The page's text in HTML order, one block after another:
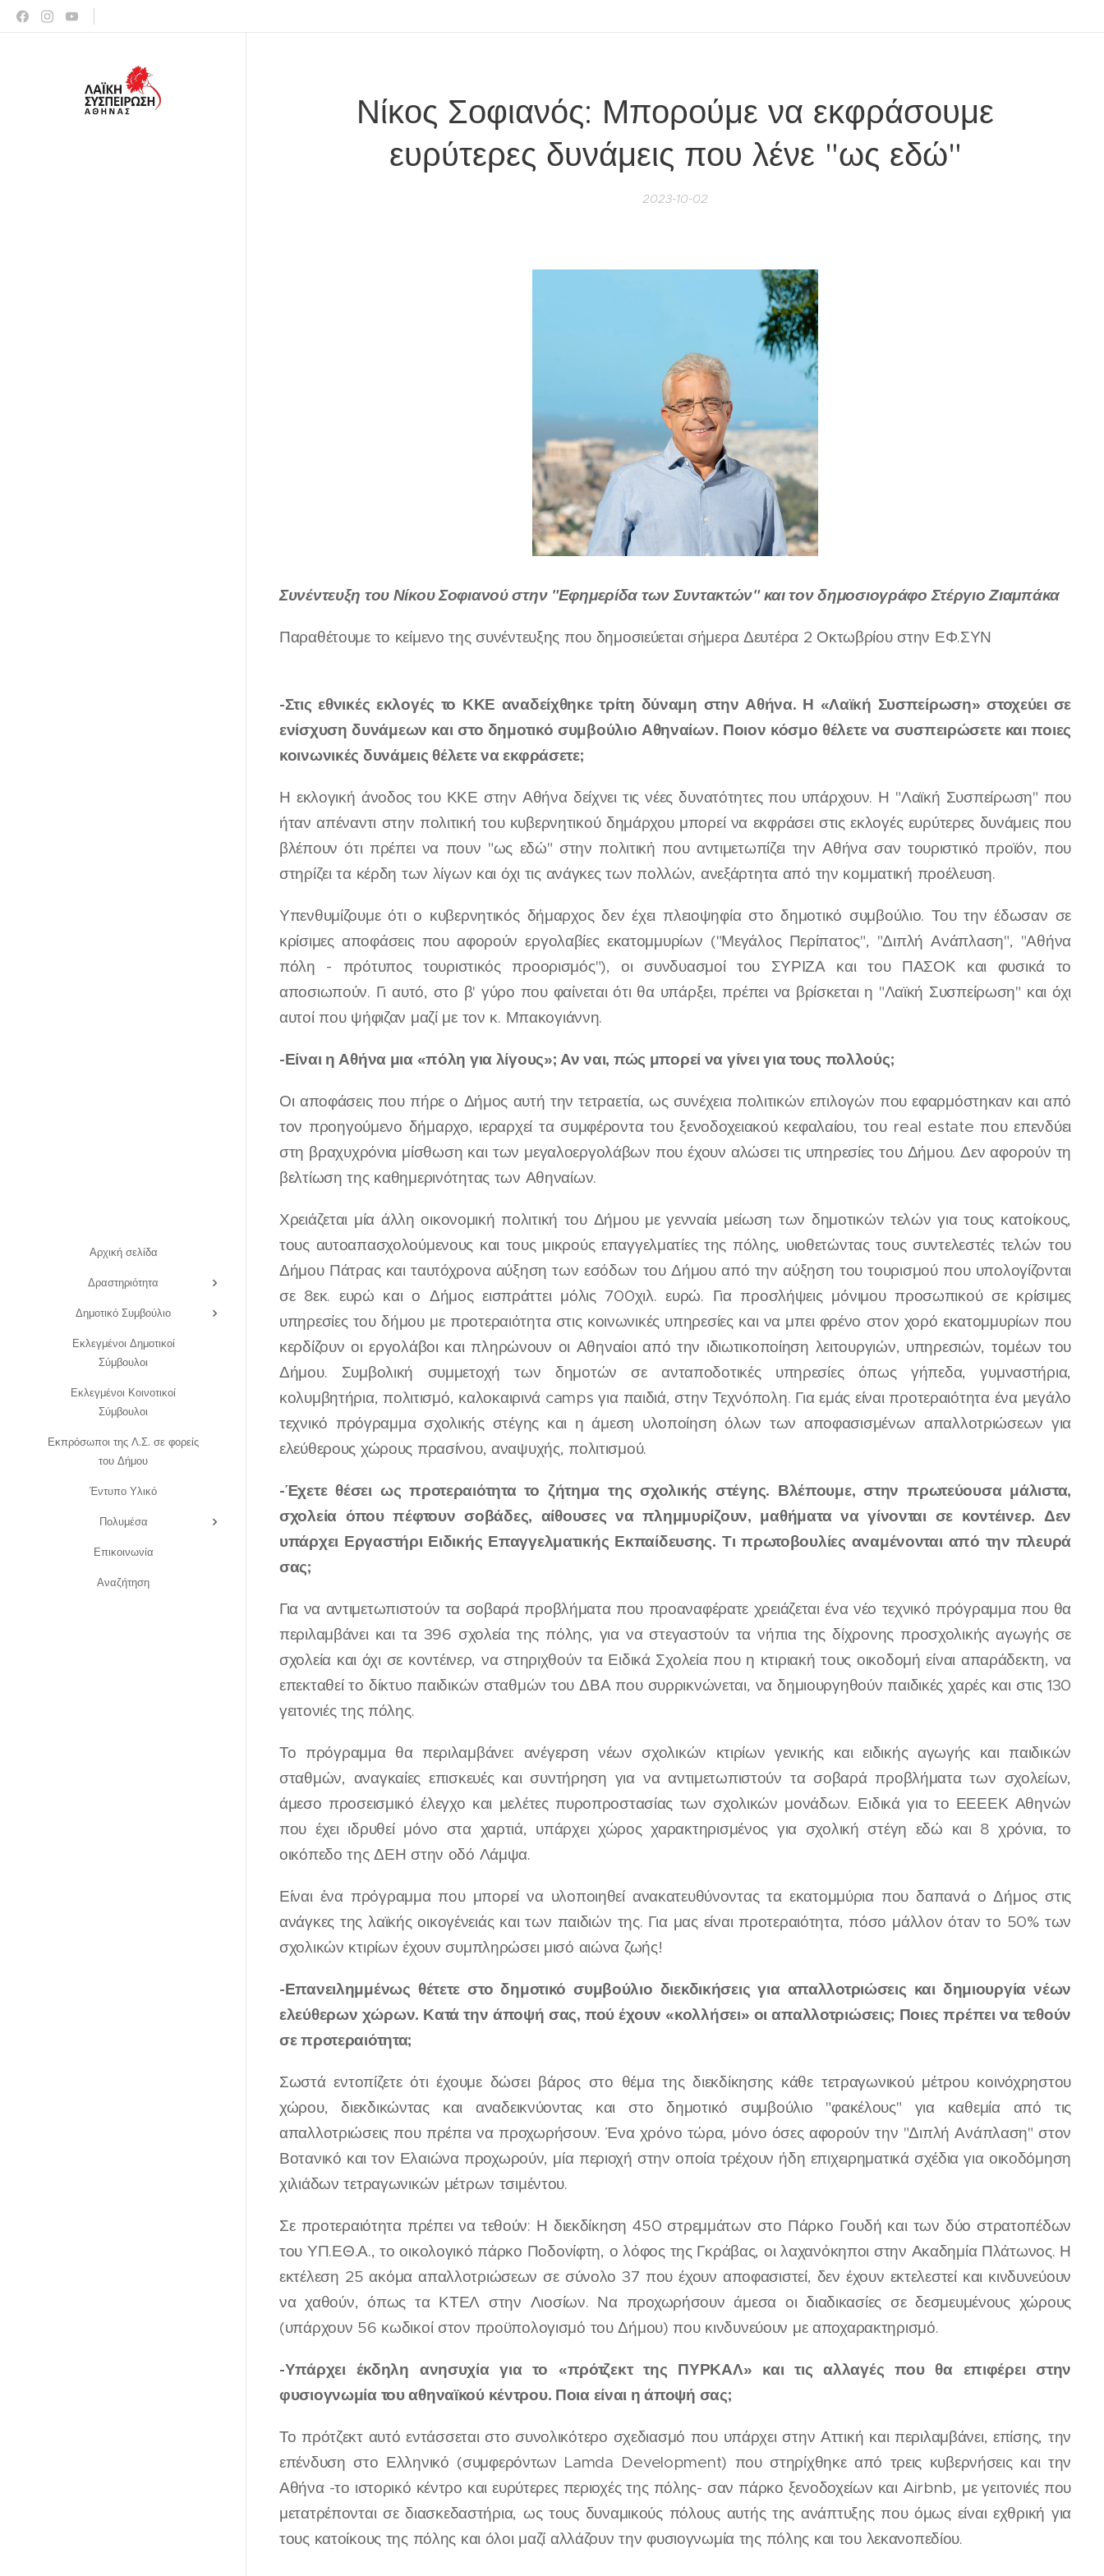
Αρχική σελίδα
Δραστηριότητα
Δημοτικό Συμβούλιο
Εκλεγμένοι Δημοτικοί
Σύμβουλοι
Εκλεγμένοι Κοινοτικοί
Σύμβουλοι
Εκπρόσωποι της Λ.Σ. σε φορείς
του Δήμου
Έντυπο Υλικό
Πολυμέσα
Επικοινωνία
Αναζήτηση
Νίκος Σοφιανός: Μπορούμε να εκφράσουμε
ευρύτερες δυνάμεις που λένε "ως εδώ"
2023-10-02
Συνέντευξη του Νίκου Σοφιανού στην "Εφημερίδα των Συντακτών" και τον δημοσιογράφο Στέργιο Ζιαμπάκα
Παραθέτουμε το κείμενο της συνέντευξης που δημοσιεύεται σήμερα Δευτέρα 2 Οκτωβρίου στην ΕΦ.ΣΥΝ
-Στις εθνικές εκλογές το ΚΚΕ αναδείχθηκε τρίτη δύναμη στην Αθήνα. Η «Λαϊκή Συσπείρωση» στοχεύει σε
ενίσχυση δυνάμεων και στο δημοτικό συμβούλιο Αθηναίων. Ποιον κόσμο θέλετε να συσπειρώσετε και ποιες
κοινωνικές δυνάμεις θέλετε να εκφράσετε;
Η εκλογική άνοδος του ΚΚΕ στην Αθήνα δείχνει τις νέες δυνατότητες που υπάρχουν. Η "Λαϊκή Συσπείρωση" που
ήταν απέναντι στην πολιτική του κυβερνητικού δημάρχου μπορεί να εκφράσει στις εκλογές ευρύτερες δυνάμεις που
βλέπουν ότι πρέπει να πουν "ως εδώ" στην πολιτική που αντιμετωπίζει την Αθήνα σαν τουριστικό προϊόν, που
στηρίζει τα κέρδη των λίγων και όχι τις ανάγκες των πολλών, ανεξάρτητα από την κομματική προέλευση.
Υπενθυμίζουμε ότι ο κυβερνητικός δήμαρχος δεν έχει πλειοψηφία στο δημοτικό συμβούλιο. Του την έδωσαν σε
κρίσιμες αποφάσεις που αφορούν εργολαβίες εκατομμυρίων ("Μεγάλος Περίπατος", "Διπλή Ανάπλαση", "Αθήνα
πόλη - πρότυπος τουριστικός προορισμός"), οι συνδυασμοί του ΣΥΡΙΖΑ και του ΠΑΣΟΚ και φυσικά το
αποσιωπούν. Γι αυτό, στο β' γύρο που φαίνεται ότι θα υπάρξει, πρέπει να βρίσκεται η "Λαϊκή Συσπείρωση" και όχι
αυτοί που ψήφιζαν μαζί με τον κ. Μπακογιάννη.
-Είναι η Αθήνα μια «πόλη για λίγους»; Αν ναι, πώς μπορεί να γίνει για τους πολλούς;
Οι αποφάσεις που πήρε ο Δήμος αυτή την τετραετία, ως συνέχεια πολιτικών επιλογών που εφαρμόστηκαν και από
τον προηγούμενο δήμαρχο, ιεραρχεί τα συμφέροντα του ξενοδοχειακού κεφαλαίου, του real estate που επενδύει
στη βραχυχρόνια μίσθωση και των μεγαλοεργολάβων που έχουν αλώσει τις υπηρεσίες του Δήμου. Δεν αφορούν τη
βελτίωση της καθημερινότητας των Αθηναίων.
Χρειάζεται μία άλλη οικονομική πολιτική του Δήμου με γενναία μείωση των δημοτικών τελών για τους κατοίκους,
τους αυτοαπασχολούμενους και τους μικρούς επαγγελματίες της πόλης, υιοθετώντας τους συντελεστές τελών του
Δήμου Πάτρας και ταυτόχρονα αύξηση των εσόδων του Δήμου από την αύξηση του τουρισμού που υπολογίζονται
σε 8εκ. ευρώ και ο Δήμος εισπράττει μόλις 700χιλ. ευρώ. Για προσλήψεις μόνιμου προσωπικού σε κρίσιμες
υπηρεσίες του δήμου με προτεραιότητα στις κοινωνικές υπηρεσίες και να μπει φρένο στον χορό εκατομμυρίων που
κερδίζουν οι εργολάβοι και πληρώνουν οι Αθηναίοι από την ιδιωτικοποίηση λειτουργιών, υπηρεσιών, τομέων του
Δήμου. Συμβολική συμμετοχή των δημοτών σε ανταποδοτικές υπηρεσίες όπως γήπεδα, γυμναστήρια,
κολυμβητήρια, πολιτισμό, καλοκαιρινά camps για παιδιά, στην Τεχνόπολη. Για εμάς είναι προτεραιότητα ένα μεγάλο
τεχνικό πρόγραμμα σχολικής στέγης και η άμεση υλοποίηση όλων των αποφασισμένων απαλλοτριώσεων για
ελεύθερους χώρους πρασίνου, αναψυχής, πολιτισμού.
-Έχετε θέσει ως προτεραιότητα το ζήτημα της σχολικής στέγης. Βλέπουμε, στην πρωτεύουσα μάλιστα,
σχολεία όπου πέφτουν σοβάδες, αίθουσες να πλημμυρίζουν, μαθήματα να γίνονται σε κοντέινερ. Δεν
υπάρχει Εργαστήρι Ειδικής Επαγγελματικής Εκπαίδευσης. Τι πρωτοβουλίες αναμένονται από την πλευρά
σας;
Για να αντιμετωπιστούν τα σοβαρά προβλήματα που προαναφέρατε χρειάζεται ένα νέο τεχνικό πρόγραμμα που θα
περιλαμβάνει και τα 396 σχολεία της πόλης, για να στεγαστούν τα νήπια της δίχρονης προσχολικής αγωγής σε
σχολεία και όχι σε κοντέινερ, να στηριχθούν τα Ειδικά Σχολεία που η κτιριακή τους οικοδομή είναι απαράδεκτη, να
επεκταθεί το δίκτυο παιδικών σταθμών του ΔΒΑ που συρρικνώνεται, να δημιουργηθούν παιδικές χαρές και στις 130
γειτονιές της πόλης.
Το πρόγραμμα θα περιλαμβάνει: ανέγερση νέων σχολικών κτιρίων γενικής και ειδικής αγωγής και παιδικών
σταθμών, αναγκαίες επισκευές και συντήρηση για να αντιμετωπιστούν τα σοβαρά προβλήματα των σχολείων,
άμεσο προσεισμικό έλεγχο και μελέτες πυροπροστασίας των σχολικών μονάδων. Ειδικά για το ΕΕΕΕΚ Αθηνών
που έχει ιδρυθεί μόνο στα χαρτιά, υπάρχει χώρος χαρακτηρισμένος για σχολική στέγη εδώ και 8 χρόνια, το
οικόπεδο της ΔΕΗ στην οδό Λάμψα.
Είναι ένα πρόγραμμα που μπορεί να υλοποιηθεί ανακατευθύνοντας τα εκατομμύρια που δαπανά ο Δήμος στις
ανάγκες της λαϊκής οικογένειάς και των παιδιών της. Για μας είναι προτεραιότητα, πόσο μάλλον όταν το 50% των
σχολικών κτιρίων έχουν συμπληρώσει μισό αιώνα ζωής!
-Επανειλημμένως θέτετε στο δημοτικό συμβούλιο διεκδικήσεις για απαλλοτριώσεις και δημιουργία νέων
ελεύθερων χώρων. Κατά την άποψή σας, πού έχουν «κολλήσει» οι απαλλοτριώσεις; Ποιες πρέπει να τεθούν
σε προτεραιότητα;
Σωστά εντοπίζετε ότι έχουμε δώσει βάρος στο θέμα της διεκδίκησης κάθε τετραγωνικού μέτρου κοινόχρηστου
χώρου, διεκδικώντας και αναδεικνύοντας και στο δημοτικό συμβούλιο "φακέλους" για καθεμία από τις
απαλλοτριώσεις που πρέπει να προχωρήσουν. Ένα χρόνο τώρα, μόνο όσες αφορούν την "Διπλή Ανάπλαση" στον
Βοτανικό και τον Ελαιώνα προχωρούν, μία περιοχή στην οποία τρέχουν ήδη επιχειρηματικά σχέδια για οικοδόμηση
χιλιάδων τετραγωνικών μέτρων τσιμέντου.
Σε προτεραιότητα πρέπει να τεθούν: Η διεκδίκηση 450 στρεμμάτων στο Πάρκο Γουδή και των δύο στρατοπέδων
του ΥΠ.ΕΘ.Α., το οικολογικό πάρκο Ποδονίφτη, ο λόφος της Γκράβας, οι λαχανόκηποι στην Ακαδημία Πλάτωνος. Η
εκτέλεση 25 ακόμα απαλλοτριώσεων σε σύνολο 37 που έχουν αποφασιστεί, δεν έχουν εκτελεστεί και κινδυνεύουν
να χαθούν, όπως τα ΚΤΕΛ στην Λιοσίων. Να προχωρήσουν άμεσα οι διαδικασίες σε δεσμευμένους χώρους
(υπάρχουν 56 κωδικοί στον προϋπολογισμό του Δήμου) που κινδυνεύουν με αποχαρακτηρισμό.
-Υπάρχει έκδηλη ανησυχία για το «πρότζεκτ της ΠΥΡΚΑΛ» και τις αλλαγές που θα επιφέρει στην
φυσιογνωμία του αθηναϊκού κέντρου. Ποια είναι η άποψή σας;
Το πρότζεκτ αυτό εντάσσεται στο συνολικότερο σχεδιασμό που υπάρχει στην Αττική και περιλαμβάνει, επίσης, την
επένδυση στο Ελληνικό (συμφερόντων Lamda Development) που στηρίχθηκε από τρεις κυβερνήσεις και την
Αθήνα -το ιστορικό κέντρο και ευρύτερες περιοχές της πόλης- σαν πάρκο ξενοδοχείων και Airbnb, με γειτονιές που
μετατρέπονται σε διασκεδαστήρια, ως τους δυναμικούς πόλους αυτής της ανάπτυξης που όμως είναι εχθρική για
τους κατοίκους της πόλης και όλοι μαζί αλλάζουν την φυσιογνωμία της πόλης και του λεκανοπεδίου.